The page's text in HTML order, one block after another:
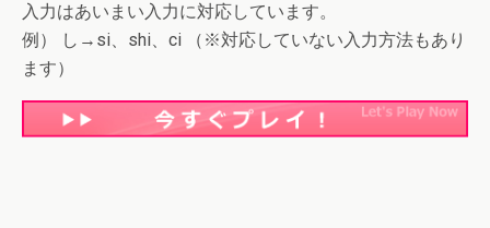
入力はあいまい入力に対応しています。
例） し→si、shi、ci （※対応していない入力方法もあり
ます）